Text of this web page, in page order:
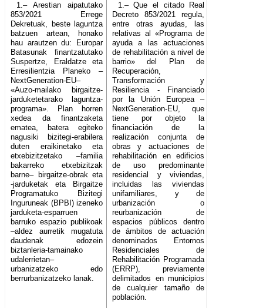
1.– Arestian aipatutako
853/2021 Errege
Dekretuak, beste laguntza
batzuen artean, honako
hau arautzen du: Europar
Batasunak finantzatutako
Suspertze, Eraldatze eta
Erresilientzia Planeko –
NextGeneration-EU–
«Auzo-mailako birgaitze-
jarduketetarako laguntza-
programa». Plan horren
xedea da finantzaketa
ematea, batera egiteko
nagusiki bizitegi-erabilera
duten eraikinetako eta
etxebizitzetako –familia
bakarreko etxebizitzak
barne– birgaitze-obrak eta
-jarduketak eta Birgaitze
Programatuko Bizitegi
Inguruneak (BPBI) izeneko
jarduketa-esparruen
barruko espazio publikoak
–aldez aurretik mugatuta
daudenak edozein
biztanleria-tamainako
udalerrietan–
urbanizatzeko edo
berrurbanizatzeko lanak.
1.– Que el citado Real
Decreto 853/2021 regula,
entre otras ayudas, las
relativas al «Programa de
ayuda a las actuaciones
de rehabilitación a nivel de
barrio» del Plan de
Recuperación,
Transformación y
Resiliencia - Financiado
por la Unión Europea –
NextGeneration-EU, que
tiene por objeto la
financiación de la
realización conjunta de
obras y actuaciones de
rehabilitación en edificios
de uso predominante
residencial y viviendas,
incluidas las viviendas
unifamiliares, y de
urbanización o
reurbanización de
espacios públicos dentro
de ámbitos de actuación
denominados Entornos
Residenciales de
Rehabilitación Programada
(ERRP), previamente
delimitados en municipios
de cualquier tamaño de
población.